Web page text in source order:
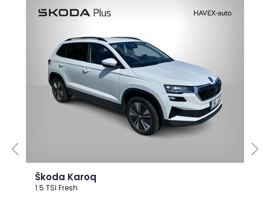
Škoda Karoq
1.5 TSI Fresh